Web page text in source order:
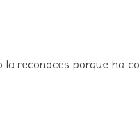
reconoces porque ha